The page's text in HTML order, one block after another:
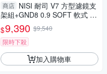
商店 NISI 耐司 V7 方型濾鏡支
架組+GND8 0.9 SOFT 軟式 漸
層鏡 入門組 100x150mm (公司
貨)
$9,390 $9,540
限時下殺
加入購物車